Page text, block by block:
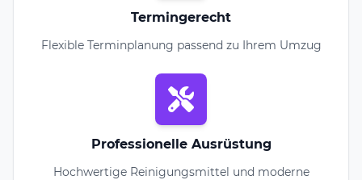
Termingerecht
Flexible Terminplanung passend zu Ihrem Umzug
Professionelle Ausrüstung
Hochwertige Reinigungsmittel und moderne